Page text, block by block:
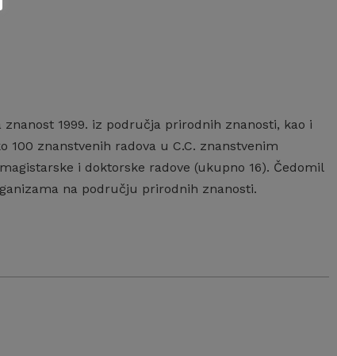
1999. iz područja prirodnih znanosti, kao i
100 znanstvenih radova u C.C. znanstvenim
i doktorske radove (ukupno 16). Čedomil
na području prirodnih znanosti.